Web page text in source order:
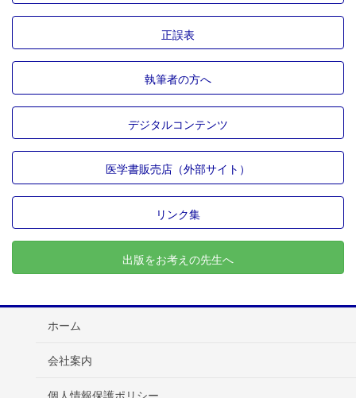
正誤表
執筆者の方へ
デジタルコンテンツ
医学書販売店（外部サイト）
リンク集
出版をお考えの先生へ
ホーム
会社案内
個人情報保護ポリシー